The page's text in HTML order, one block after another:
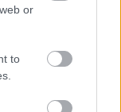
or
to
20:30